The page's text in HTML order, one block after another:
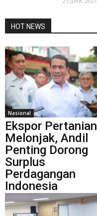
HOT NEWS
Nasional
Ekspor Pertanian
Melonjak, Andil
Penting Dorong
Surplus
Perdagangan
Indonesia